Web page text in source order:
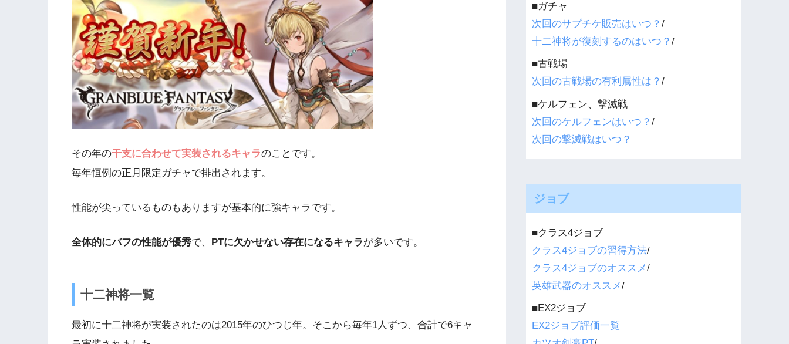
その年の干支に合わせて実装されるキャラのことです。
毎年恒例の正月限定ガチャで排出されます。
性能が尖っているものもありますが基本的に強キャラです。
全体的にバフの性能が優秀で、 PTに欠かせない存在になるキャラが多いです。
十二神将一覧
最初に十二神将が実装されたのは2015年のひつじ年。そこから毎年1人ずつ、合計で6キャ
■ガチャ
次回のサプチケ販売はいつ？/
十二神将が復刻するのはいつ？/
■古戦場
次回の古戦場の有利属性は？/
■ケルフェン、撃滅戦
次回のケルフェンはいつ？/
次回の撃滅戦はいつ？
ジョブ
■クラス4ジョブ
クラス4ジョブの習得方法/
クラス4ジョブのオススメ/
英雄武器のオススメ/
■EX2ジョブ
EX2ジョブ評価一覧